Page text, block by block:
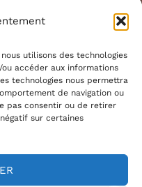
utilisons des technologies
accéder aux informations
technologies nous permettra
de navigation ou
pas consentir ou de retirer
sur certaines
direct
· L-1430
945